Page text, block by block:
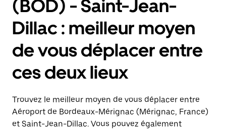
(BOD) - Saint-Jean-
Dillac : meilleur moyen
de vous déplacer entre
ces deux lieux
Trouvez le meilleur moyen de vous déplacer entre
Aéroport de Bordeaux-Mérignac (Mérignac, France)
et Saint-Jean-Dillac. Vous pouvez également